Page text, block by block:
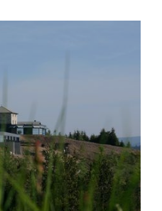
très sérieux : les mâles
ce temps, certains